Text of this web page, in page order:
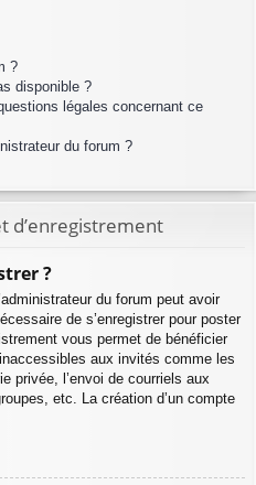
?
disponible ?
légales concernant ce
du forum ?
d’enregistrement
?
du forum peut avoir
de s’enregistrer pour poster
vous permet de bénéficier
aux invités comme les
privée, l’envoi de courriels aux
etc. La création d’un compte